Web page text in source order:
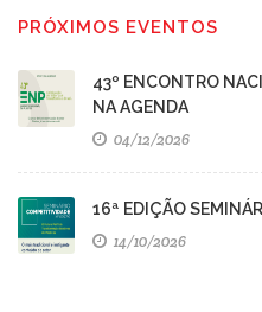
PRÓXIMOS EVENTOS
43º ENCONTRO
NA AGENDA
04/12/2026
16ª EDIÇÃO
14/10/2026